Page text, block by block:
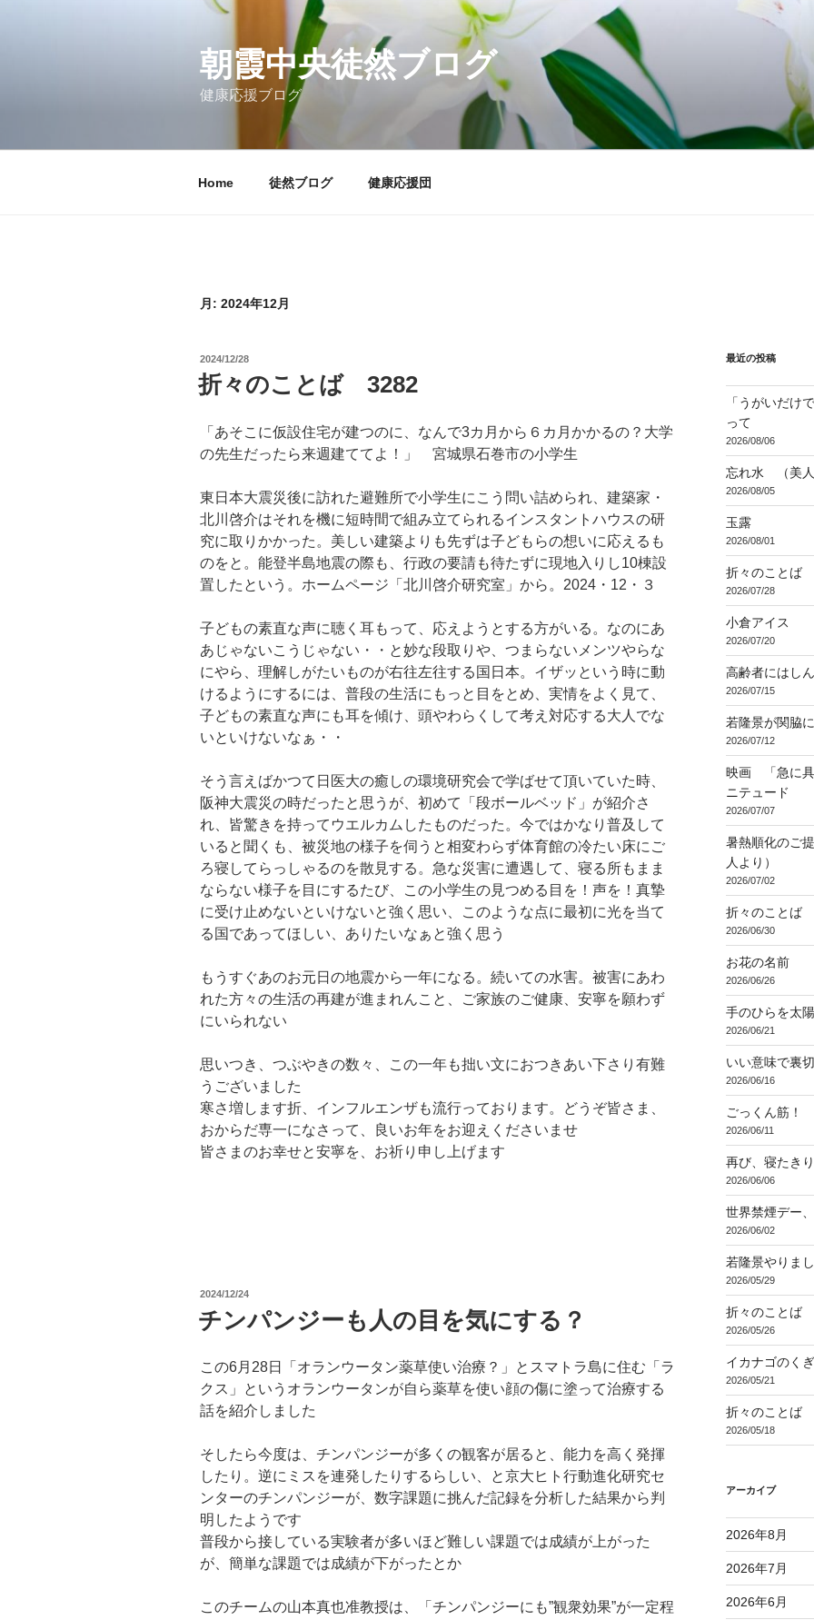
朝霞中央徒然ブログ
健康応援ブログ
Home 徒然ブログ 健康応援団
月: 2024年12月
投
稿
日:
2024/12/28
折々のことば 3282
「あそこに仮設住宅が建つのに、なんで3カ月から６カ月かかるの？大学
の先生だったら来週建ててよ！」 宮城県石巻市の小学生
東日本大震災後に訪れた避難所で小学生にこう問い詰められ、建築家・
北川啓介はそれを機に短時間で組み立てられるインスタントハウスの研
究に取りかかった。美しい建築よりも先ずは子どもらの想いに応えるも
のをと。能登半島地震の際も、行政の要請も待たずに現地入りし10棟設
置したという。ホームページ「北川啓介研究室」から。2024・12・３
子どもの素直な声に聴く耳もって、応えようとする方がいる。なのにあ
あじゃないこうじゃない・・と妙な段取りや、つまらないメンツやらな
にやら、理解しがたいものが右往左往する国日本。イザッという時に動
けるようにするには、普段の生活にもっと目をとめ、実情をよく見て、
子どもの素直な声にも耳を傾け、頭やわらくして考え対応する大人でな
いといけないなぁ・・
そう言えばかつて日医大の癒しの環境研究会で学ばせて頂いていた時、
阪神大震災の時だったと思うが、初めて「段ボールベッド」が紹介さ
れ、皆驚きを持ってウエルカムしたものだった。今ではかなり普及して
いると聞くも、被災地の様子を伺うと相変わらず体育館の冷たい床にご
ろ寝してらっしゃるのを散見する。急な災害に遭遇して、寝る所もまま
ならない様子を目にするたび、この小学生の見つめる目を！声を！真摯
に受け止めないといけないと強く思い、このような点に最初に光を当て
る国であってほしい、ありたいなぁと強く思う
もうすぐあのお元日の地震から一年になる。続いての水害。被害にあわ
れた方々の生活の再建が進まれんこと、ご家族のご健康、安寧を願わず
にいられない
思いつき、つぶやきの数々、この一年も拙い文におつきあい下さり有難
うございました
寒さ増します折、インフルエンザも流行っております。どうぞ皆さま、
おからだ専一になさって、良いお年をお迎えくださいませ
皆さまのお幸せと安寧を、お祈り申し上げます
投
日:
2024/12/24
チンパンジーも人の目を気にする？
この6月28日「オランウータン薬草使い治療？」とスマトラ島に住む「ラ
クス」というオランウータンが自ら薬草を使い顔の傷に塗って治療する
話を紹介しました
そしたら今度は、チンパンジーが多くの観客が居ると、能力を高く発揮
したり。逆にミスを連発したりするらしい、と京大ヒト行動進化研究セ
ンターのチンパンジーが、数字課題に挑んだ記録を分析した結果から判
明したようです
普段から接している実験者が多いほど難しい課題では成績が上がった
が、簡単な課題では成績が下がったとか
このチームの山本真也准教授は、「チンパンジーにも”観衆効果”が一定程
最近の投稿
「うがいだけ
って
2026/08/06
忘れ水 （美人
2026/08/05
玉露
2026/08/01
折々のことば
2026/07/28
小倉アイス
2026/07/20
高齢者にはし
2026/07/15
若隆景が関脇に
2026/07/12
映画 「急に具
ニテュード
2026/07/07
暑熱順化のご
人より）
2026/07/02
折々のことば
2026/06/30
お花の名前
2026/06/26
手のひらを太
2026/06/21
いい意味で裏
2026/06/16
ごっくん筋！
2026/06/11
再び、寝たき
2026/06/06
世界禁煙デー
2026/06/02
若隆景やりまし
2026/05/29
折々のことば
2026/05/26
イカナゴのく
2026/05/21
折々のことば
2026/05/18
アーカイブ
2026年8月
2026年7月
2026年6月